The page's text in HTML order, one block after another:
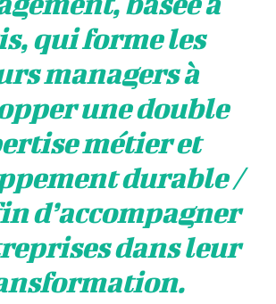
qui forme les
managers à
une double
métier et
durable /
d’accompagner
dans leur